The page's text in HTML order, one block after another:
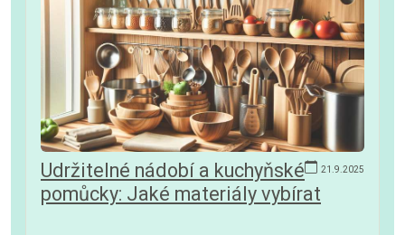
21.9.2025
Udržitelné nádobí a kuchyňské
pomůcky: Jaké materiály vybírat